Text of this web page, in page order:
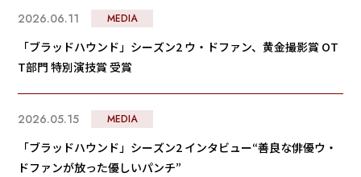
2026.06.11 MEDIA
「ブラッドハウンド」シーズン2 ウ・ドファン、黄金撮影賞 OT
T部門 特別演技賞 受賞
2026.05.15 MEDIA
「ブラッドハウンド」シーズン2 インタビュー“善良な俳優ウ・
ドファンが放った優しいパンチ”